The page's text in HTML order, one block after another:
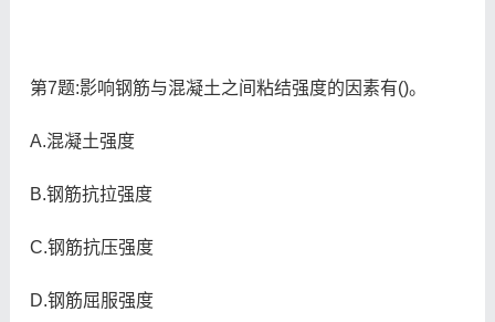
第7题:影响钢筋与混凝土之间粘结强度的因素有()。
A.混凝土强度
B.钢筋抗拉强度
C.钢筋抗压强度
D.钢筋屈服强度